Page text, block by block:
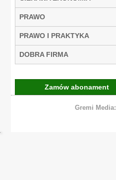
PRAWO
PRAWO I PRAKTYKA
DOBRA FIRMA
Zamów abonament
Gremi Media: